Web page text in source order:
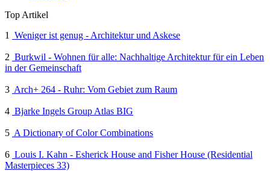
Top Artikel
1
Weniger ist genug - Architektur und Askese
2 Burkwil - Wohnen für alle: Nachhaltige Architektur für ein Leben
in der Gemeinschaft
3 Arch+ 264 - Ruhr: Vom Gebiet zum Raum
4 Bjarke Ingels Group Atlas BIG
5 A Dictionary of Color Combinations
6 Louis I. Kahn - Esherick House and Fisher House (Residential
Masterpieces 33)